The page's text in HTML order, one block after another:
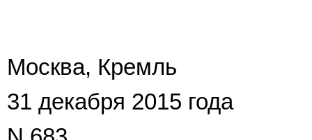
Москва, Кремль
31 декабря 2015 года